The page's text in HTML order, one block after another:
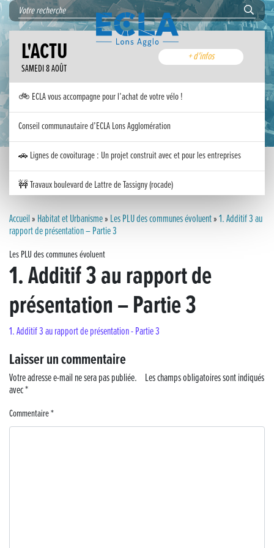
L'ACTU
SAMEDI 8 AOÛT
+ d'infos
🚲 ECLA vous accompagne pour l’achat de votre vélo !
Conseil communautaire d’ECLA Lons Agglomération
🚗 Lignes de covoiturage : Un projet construit avec et pour les entreprises
🚧 Travaux boulevard de Lattre de Tassigny (rocade)
Inauguration nouvelle station d’épuration (STEP) de Trenal
Meilleurs voeux 2026
« France, une histoire d’amour », l’avant-première au Cinéma 4C !
Les Saisons Baroques du Jura 2025
Journée nationale de la Résistance
Dernier coup de pédale pour la Cyclosportive
Cyclosportive de La Vache qui rit : édition 2025
Accueil» Habitat et Urbanisme» Les PLU des communes évoluent»1. Additif 3 au
rapport de présentation – Partie 3
Les PLU des communes évoluent
1. Additif 3 au rapport de
présentation – Partie 3
1. Additif 3 au rapport de présentation - Partie 3
Laisser un commentaire
Votre adresse e-mail ne sera pas publiée.
Les champs obligatoires sont indiqués
avec*
Commentaire*